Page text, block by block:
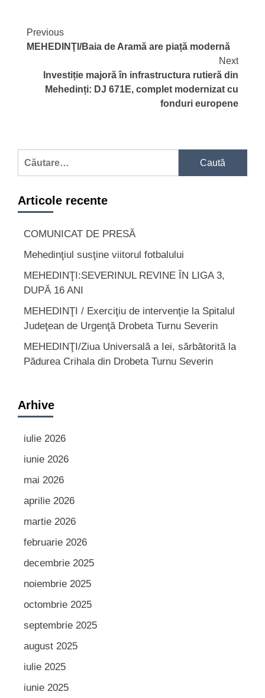
Continue
Reading
Previous
MEHEDINŢI/Baia de Aramă are piață modernă
Next
Investiție majoră în infrastructura rutieră din
Mehedinți: DJ 671E, complet modernizat cu
fonduri europene
Articole recente
COMUNICAT DE PRESĂ
Mehedinţiul susţine viitorul fotbalului
MEHEDINŢI:SEVERINUL REVINE ÎN LIGA 3,
DUPĂ 16 ANI
MEHEDINŢI / Exerciţiu de intervenţie la Spitalul
Judeţean de Urgenţă Drobeta Turnu Severin
MEHEDINŢI/Ziua Universală a Iei, sărbătorită la
Pădurea Crihala din Drobeta Turnu Severin
Arhive
iulie 2026
iunie 2026
mai 2026
aprilie 2026
martie 2026
februarie 2026
decembrie 2025
noiembrie 2025
octombrie 2025
septembrie 2025
august 2025
iulie 2025
iunie 2025